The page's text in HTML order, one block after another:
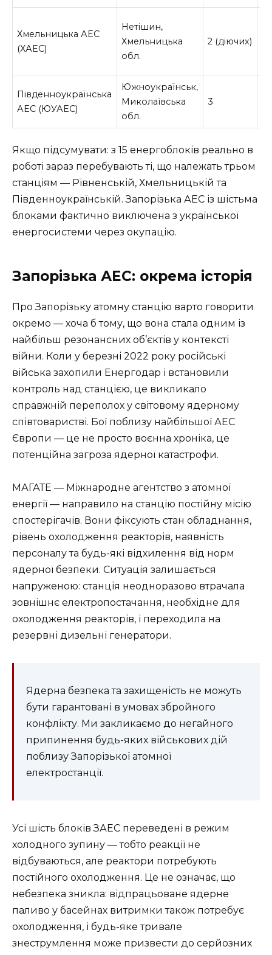
Хмельницька АЕС
(ХАЕС)
Нетішин,
Хмельницька
обл.
2 (діючих)
Південноукраїнська
АЕС (ЮУАЕС)
Южноукраїнськ,
Миколаївська
обл.
3
Якщо підсумувати: з 15 енергоблоків реально в
роботі зараз перебувають ті, що належать трьом
станціям — Рівненській, Хмельницькій та
Південноукраїнській. Запорізька АЕС із шістьма
блоками фактично виключена з української
енергосистеми через окупацію.
Запорізька АЕС: окрема історія
Про Запорізьку атомну станцію варто говорити
окремо — хоча б тому, що вона стала одним із
найбільш резонансних об’єктів у контексті
війни. Коли у березні 2022 року російські
війська захопили Енергодар і встановили
контроль над станцією, це викликало
справжній переполох у світовому ядерному
співтоваристві. Бої поблизу найбільшої АЕС
Європи — це не просто воєнна хроніка, це
потенційна загроза ядерної катастрофи.
МАГАТЕ — Міжнародне агентство з атомної
енергії — направило на станцію постійну місію
спостерігачів. Вони фіксують стан обладнання,
рівень охолодження реакторів, наявність
персоналу та будь-які відхилення від норм
ядерної безпеки. Ситуація залишається
напруженою: станція неодноразово втрачала
зовнішнє електропостачання, необхідне для
охолодження реакторів, і переходила на
резервні дизельні генератори.
Ядерна безпека та захищеність не можуть
бути гарантовані в умовах збройного
конфлікту. Ми закликаємо до негайного
припинення будь-яких військових дій
поблизу Запорізької атомної
електростанції.
Усі шість блоків ЗАЕС переведені в режим
холодного зупину — тобто реакції не
відбуваються, але реактори потребують
постійного охолодження. Це не означає, що
небезпека зникла: відпрацьоване ядерне
паливо у басейнах витримки також потребує
охолодження, і будь-яке тривале
знеструмлення може призвести до серйозних